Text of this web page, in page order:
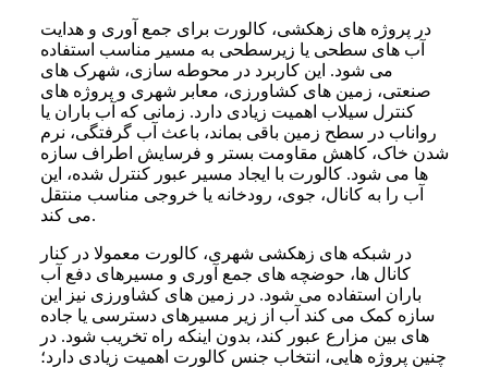
در پروژه های زهکشی، کالورت برای جمع آوری و هدایت
آب های سطحی یا زیرسطحی به مسیر مناسب استفاده
می شود. این کاربرد در محوطه سازی، شهرک های
صنعتی، زمین های کشاورزی، معابر شهری و پروژه های
کنترل سیلاب اهمیت زیادی دارد. زمانی که آب باران یا
رواناب در سطح زمین باقی بماند، باعث آب گرفتگی، نرم
شدن خاک، کاهش مقاومت بستر و فرسایش اطراف سازه
ها می شود. کالورت با ایجاد مسیر عبور کنترل شده، این
آب را به کانال، جوی، رودخانه یا خروجی مناسب منتقل
می کند.
در شبکه های زهکشی شهری، کالورت معمولا در کنار
کانال ها، حوضچه های جمع آوری و مسیرهای دفع آب
باران استفاده می شود. در زمین های کشاورزی نیز این
سازه کمک می کند آب از زیر مسیرهای دسترسی یا جاده
های بین مزارع عبور کند، بدون اینکه راه تخریب شود. در
چنین پروژه هایی، انتخاب جنس کالورت اهمیت زیادی دارد؛